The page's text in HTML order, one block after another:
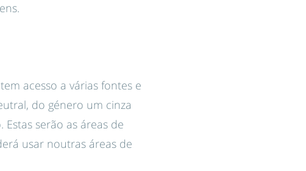
acesso a várias fontes e
do género um cinza
serão as áreas de
usar noutras áreas de